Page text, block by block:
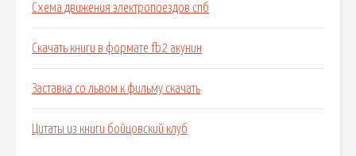
Схема движения электропоездов спб
Скачать книги в формате fb2 акунин
Заставка со львом к фильму скачать
Цитаты из книги бойцовский клуб